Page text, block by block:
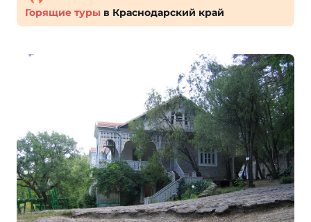
Горящие туры в Краснодарский край